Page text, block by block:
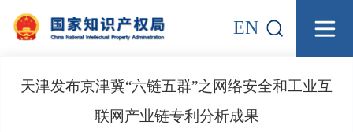
EN
天津发布京津冀“六链五群”之网络安全和工业互
联网产业链专利分析成果